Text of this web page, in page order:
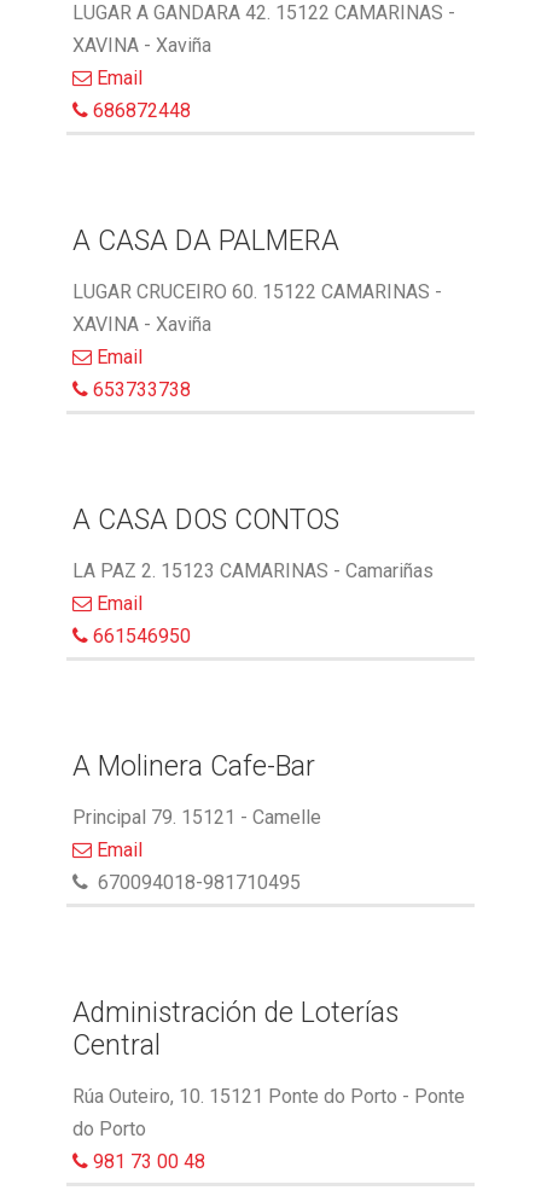
LUGAR A GANDARA 42. 15122 CAMARINAS -
XAVINA - Xaviña
Email
686872448
A CASA DA PALMERA
LUGAR CRUCEIRO 60. 15122 CAMARINAS -
XAVINA - Xaviña
Email
653733738
A CASA DOS CONTOS
LA PAZ 2. 15123 CAMARINAS - Camariñas
Email
661546950
A Molinera Cafe-Bar
Principal 79. 15121 - Camelle
Email
670094018-981710495
Administración de Loterías
Central
Rúa Outeiro, 10. 15121 Ponte do Porto - Ponte
do Porto
981 73 00 48